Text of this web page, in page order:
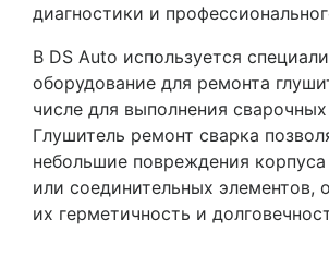
диагностики и
В DS Auto используется
оборудование для ремонта
числе для выполнения сварочных
Глушитель ремонт сварка
небольшие повреждения корпуса
или соединительных элементов,
их герметичность и